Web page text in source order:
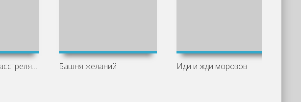
Извинюсь. Не расстреляют Башня желаний Иди и жди морозов